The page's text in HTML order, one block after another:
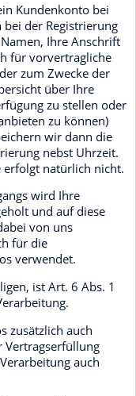
Kundenkonto bei
der Registrierung
Ihre Anschrift
für vorvertragliche
zum Zwecke der
über Ihre
zu stellen oder
zu können)
wir dann die
nebst Uhrzeit.
erfolgt natürlich nicht.
wird Ihre
und auf diese
von uns
für die
verwendet.
ist Art. 6 Abs. 1
zusätzlich auch
Vertragserfüllung
auch